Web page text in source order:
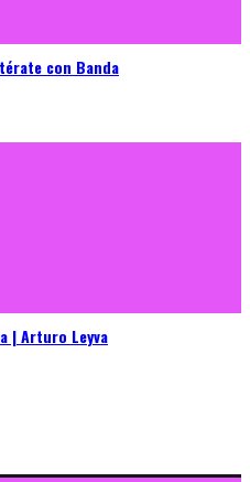
con Banda
| Arturo Leyva